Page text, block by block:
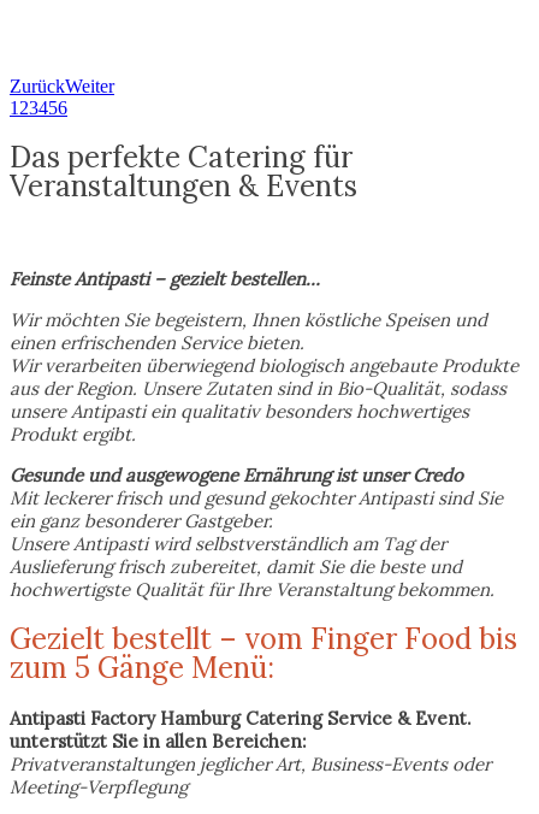
ZurückWeiter
1 23456
Das perfekte Catering für
Veranstaltungen & Events
Feinste Antipasti – gezielt bestellen…
Wir möchten Sie begeistern, Ihnen köstliche Speisen und
einen erfrischenden Service bieten.
Wir verarbeiten überwiegend biologisch angebaute Produkte
aus der Region. Unsere Zutaten sind in Bio-Qualität, sodass
unsere Antipasti ein qualitativ besonders hochwertiges
Produkt ergibt.
Gesunde und ausgewogene Ernährung ist unser Credo
Mit leckerer frisch und gesund gekochter Antipasti sind Sie
ein ganz besonderer Gastgeber.
Unsere Antipasti wird selbstverständlich am Tag der
Auslieferung frisch zubereitet, damit Sie die beste und
hochwertigste Qualität für Ihre Veranstaltung bekommen.
Gezielt bestellt – vom Finger Food bis
zum 5 Gänge Menü:
Antipasti Factory Hamburg Catering Service & Event.
unterstützt Sie in allen Bereichen:
Privatveranstaltungen jeglicher Art, Business-Events oder
Meeting-Verpflegung